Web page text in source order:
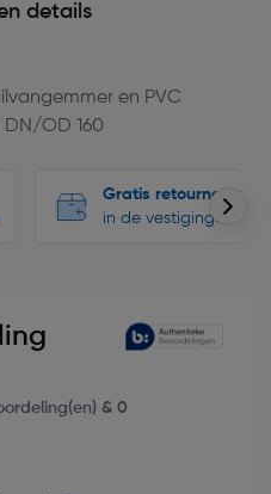
details
en PVC
OD 160
Gratis retourneren
in de vestigingen
& 0